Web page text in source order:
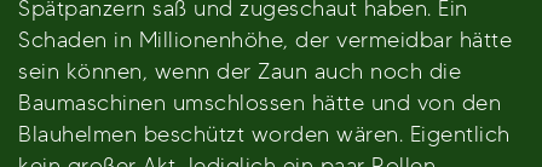
Spätpanzern saß und zugeschaut haben. Ein
Schaden in Millionenhöhe, der vermeidbar hätte
sein können, wenn der Zaun auch noch die
Baumaschinen umschlossen hätte und von den
Blauhelmen beschützt worden wären. Eigentlich